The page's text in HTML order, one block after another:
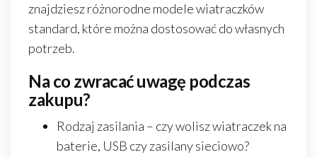
znajdziesz różnorodne modele wiatraczków
standard, które można dostosować do własnych
potrzeb.
Na co zwracać uwagę podczas
zakupu?
Rodzaj zasilania – czy wolisz wiatraczek na
baterie, USB czy zasilany sieciowo?